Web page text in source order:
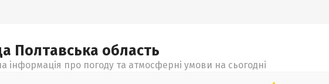
Полтавська область
інформація про погоду та атмосферні умови на сьогодні